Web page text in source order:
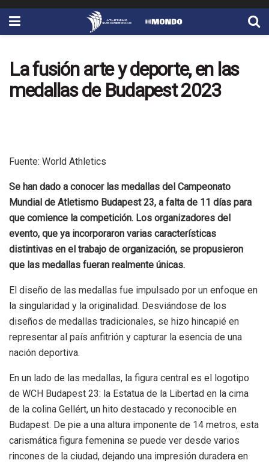
La fusión arte y deporte, en las
medallas de Budapest 2023
Fuente: World Athletics
Se han dado a conocer las medallas del Campeonato
Mundial de Atletismo Budapest 23, a falta de 11 días para
que comience la competición. Los organizadores del
evento, que ya incorporaron varias características
distintivas en el trabajo de organización, se propusieron
que las medallas fueran realmente únicas.
El diseño de las medallas fue impulsado por un enfoque en
la singularidad y la originalidad. Desviándose de los
diseños de medallas tradicionales, se hizo hincapié en
representar al país anfitrión y capturar la esencia de una
nación deportiva.
En un lado de las medallas, la figura central es el logotipo
de WCH Budapest 23: la Estatua de la Libertad en la cima
de la colina Gellért, un hito destacado y reconocible en
Budapest. De pie a una altura imponente de 14 metros, esta
carismática figura femenina se puede ver desde varios
rincones de la ciudad, dejando una impresión duradera en